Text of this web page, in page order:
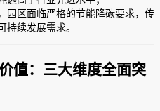
园区面临严格的节能降碳要求，传
持续发展需求。
值：三大维度全面突